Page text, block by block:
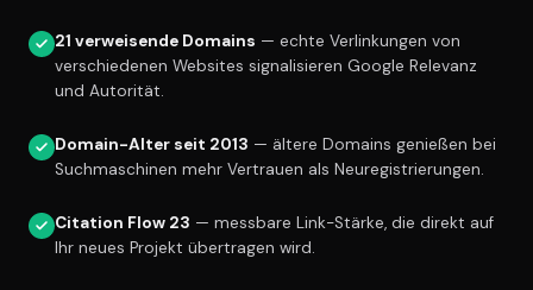
21 verweisende Domains — echte Verlinkungen von
verschiedenen Websites signalisieren Google Relevanz
und Autorität.
Domain-Alter seit 2013 — ältere Domains genießen bei
Suchmaschinen mehr Vertrauen als Neuregistrierungen.
Citation Flow 23 — messbare Link-Stärke, die direkt auf
Ihr neues Projekt übertragen wird.